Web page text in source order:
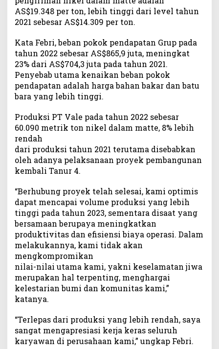
AS$19.348 per ton, lebih tinggi dari level tahun
2021 sebesar AS$14.309 per ton.
Kata Febri, beban pokok pendapatan Grup pada
tahun 2022 sebesar AS$865,9 juta, meningkat
23% dari AS$704,3 juta pada tahun 2021.
Penyebab utama kenaikan beban pokok
pendapatan adalah harga bahan bakar dan batu
bara yang lebih tinggi.
Produksi PT Vale pada tahun 2022 sebesar
60.090 metrik ton nikel dalam matte, 8% lebih
rendah
dari produksi tahun 2021 terutama disebabkan
oleh adanya pelaksanaan proyek pembangunan
kembali Tanur 4.
“Berhubung proyek telah selesai, kami optimis
dapat mencapai volume produksi yang lebih
tinggi pada tahun 2023, sementara disaat yang
bersamaan berupaya meningkatkan
produktivitas dan efisiensi biaya operasi. Dalam
melakukannya, kami tidak akan
mengkompromikan
nilai-nilai utama kami, yakni keselamatan jiwa
merupakan hal terpenting, menghargai
kelestarian bumi dan komunitas kami,”
katanya.
“Terlepas dari produksi yang lebih rendah, saya
sangat mengapresiasi kerja keras seluruh
karyawan di perusahaan kami,” ungkap Febri.